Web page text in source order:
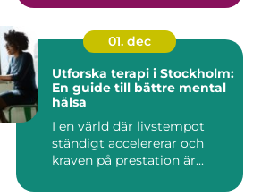
01. dec
Utforska terapi i Stockholm:
En guide till bättre mental
hälsa
I en värld där livstempot
ständigt accelererar och
kraven på prestation är...